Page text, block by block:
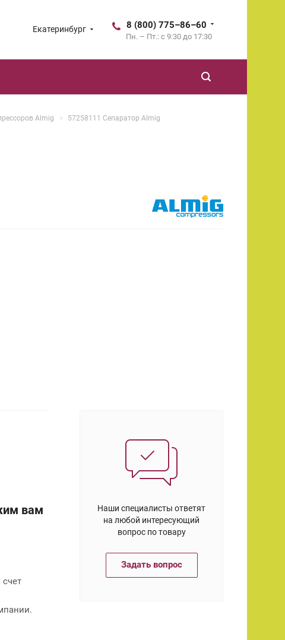
Екатеринбург 8 (800) 775–86–60
Пн. – Пт.: с 9:30 до 17:30
Almig 57258111 Сепаратор Almig
вам
Наши специалисты ответят
на любой интересующий
вопрос по товару
Задать вопрос